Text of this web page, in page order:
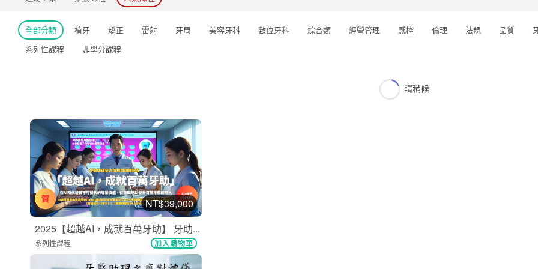
全部分類 植牙 矯正 雷射 牙周 美容牙科 數位牙科 綜合類 經營管理 感控 倫理 法規 品質
系列性課程
非學分課程
請稍候
NT$39,000
2025【超越AI，成就百萬牙助】 牙助...
系列性課程 加入購物車